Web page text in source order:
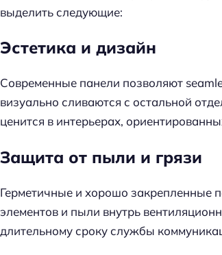
выделить следующие:
Эстетика и дизайн
Современные панели позволяют
визуально сливаются с остальной
ценится в интерьерах,
Защита от пыли и грязи
Герметичные и хорошо закрепленные
элементов и пыли внутрь
длительному сроку службы